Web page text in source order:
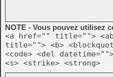
NOTE - Vous pouvez utilisez
<a href="" title="">
title=""> <b>
<code> <del
<s> <strike> <strong>